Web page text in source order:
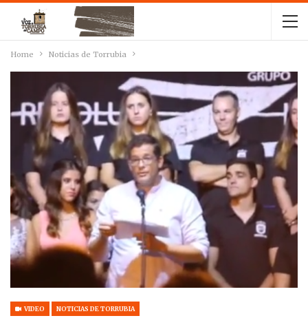
Home Noticias de Torrubia
VIDEO NOTICIAS DE TORRUBIA